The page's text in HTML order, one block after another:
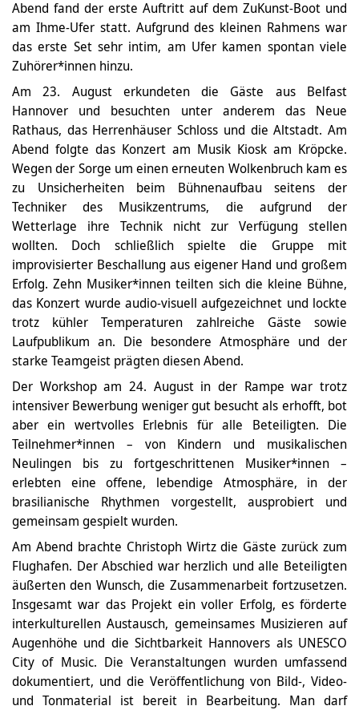
Abend fand der erste Auftritt auf dem ZuKunst-Boot und
am Ihme-Ufer statt. Aufgrund des kleinen Rahmens war
das erste Set sehr intim, am Ufer kamen spontan viele
Zuhörer*innen hinzu.
Am 23. August erkundeten die Gäste aus Belfast
Hannover und besuchten unter anderem das Neue
Rathaus, das Herrenhäuser Schloss und die Altstadt. Am
Abend folgte das Konzert am Musik Kiosk am Kröpcke.
Wegen der Sorge um einen erneuten Wolkenbruch kam es
zu Unsicherheiten beim Bühnenaufbau seitens der
Techniker des Musikzentrums, die aufgrund der
Wetterlage ihre Technik nicht zur Verfügung stellen
wollten. Doch schließlich spielte die Gruppe mit
improvisierter Beschallung aus eigener Hand und großem
Erfolg. Zehn Musiker*innen teilten sich die kleine Bühne,
das Konzert wurde audio-visuell aufgezeichnet und lockte
trotz kühler Temperaturen zahlreiche Gäste sowie
Laufpublikum an. Die besondere Atmosphäre und der
starke Teamgeist prägten diesen Abend.
Der Workshop am 24. August in der Rampe war trotz
intensiver Bewerbung weniger gut besucht als erhofft, bot
aber ein wertvolles Erlebnis für alle Beteiligten. Die
Teilnehmer*innen – von Kindern und musikalischen
Neulingen bis zu fortgeschrittenen Musiker*innen –
erlebten eine offene, lebendige Atmosphäre, in der
brasilianische Rhythmen vorgestellt, ausprobiert und
gemeinsam gespielt wurden.
Am Abend brachte Christoph Wirtz die Gäste zurück zum
Flughafen. Der Abschied war herzlich und alle Beteiligten
äußerten den Wunsch, die Zusammenarbeit fortzusetzen.
Insgesamt war das Projekt ein voller Erfolg, es förderte
interkulturellen Austausch, gemeinsames Musizieren auf
Augenhöhe und die Sichtbarkeit Hannovers als UNESCO
City of Music. Die Veranstaltungen wurden umfassend
dokumentiert, und die Veröffentlichung von Bild-, Video-
und Tonmaterial ist bereit in Bearbeitung. Man darf